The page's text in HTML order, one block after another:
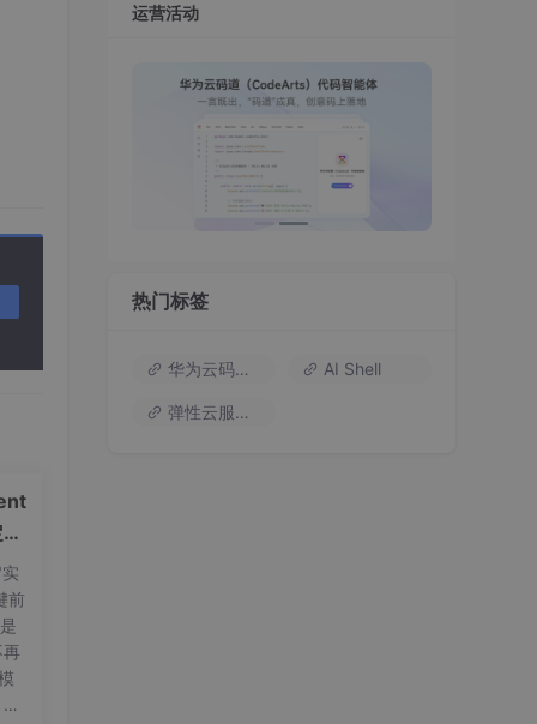
前
再
运营活动
热门标签
华为云码道（Codearts） AI Shell
弹性云服务器